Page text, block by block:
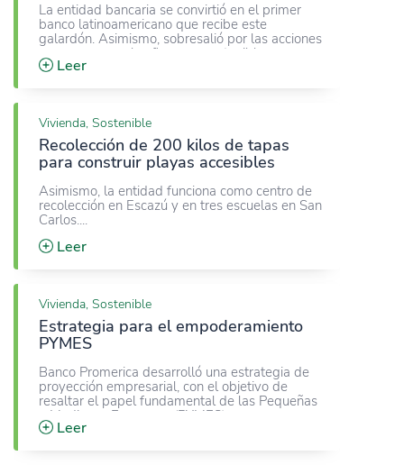
La entidad bancaria se convirtió en el primer
banco latinoamericano que recibe este
galardón. Asimismo, sobresalió por las acciones
para promover las finanzas sostenibles.
Leer
Vivienda, Sostenible
Recolección de 200 kilos de tapas
para construir playas accesibles
Asimismo, la entidad funciona como centro de
recolección en Escazú y en tres escuelas en San
Carlos.
Leer
Vivienda, Sostenible
Estrategia para el empoderamiento
PYMES
Banco Promerica desarrolló una estrategia de
proyección empresarial, con el objetivo de
resaltar el papel fundamental de las Pequeñas
y Medianas Empresas (PYMES)
Leer